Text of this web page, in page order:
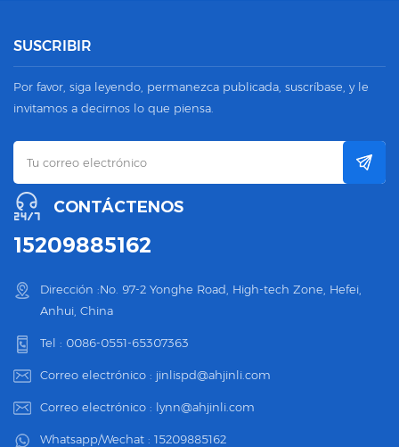
SUSCRIBIR
Por favor, siga leyendo, permanezca publicada, suscríbase, y le
invitamos a decirnos lo que piensa.
CONTÁCTENOS
15209885162
Dirección :No. 97-2 Yonghe Road, High-tech Zone, Hefei,
Anhui, China
Tel : 0086-0551-65307363
Correo electrónico : jinlispd@ahjinli.com
Correo electrónico : lynn@ahjinli.com
Whatsapp/Wechat : 15209885162